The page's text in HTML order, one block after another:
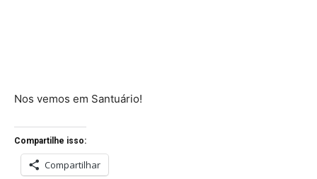
Nos vemos em Santuário!
Compartilhe isso:
Compartilhar